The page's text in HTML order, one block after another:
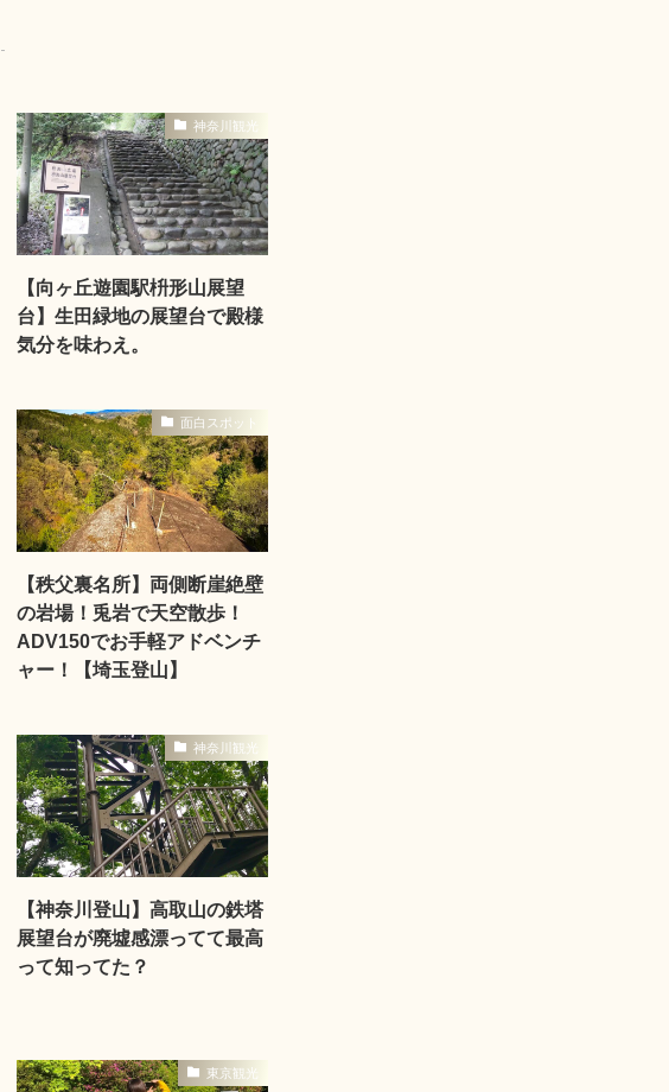
神奈川観光
【向ヶ丘遊園駅枡形山展望
台】生田緑地の展望台で殿様
気分を味わえ。
面白スポット
【秩父裏名所】両側断崖絶壁
の岩場！兎岩で天空散歩！
ADV150でお手軽アドベンチ
ャー！【埼玉登山】
神奈川観光
【神奈川登山】高取山の鉄塔
展望台が廃墟感漂ってて最高
って知ってた？
東京観光